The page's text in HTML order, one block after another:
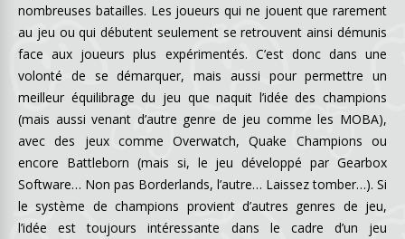
nombreuses batailles. Les joueurs qui ne jouent que rarement
au jeu ou qui débutent seulement se retrouvent ainsi démunis
face aux joueurs plus expérimentés. C’est donc dans une
volonté de se démarquer, mais aussi pour permettre un
meilleur équilibrage du jeu que naquit l’idée des champions
(mais aussi venant d’autre genre de jeu comme les MOBA),
avec des jeux comme Overwatch, Quake Champions ou
encore Battleborn (mais si, le jeu développé par Gearbox
Software… Non pas Borderlands, l’autre… Laissez tomber…). Si
le système de champions provient d’autres genres de jeu,
l’idée est toujours intéressante dans le cadre d’un jeu